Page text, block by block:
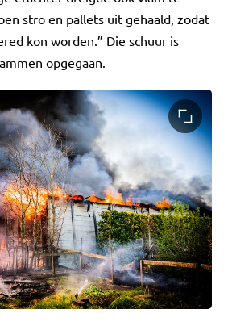
stro en pallets uit gehaald, zodat
kon worden.” Die schuur is
opgegaan.